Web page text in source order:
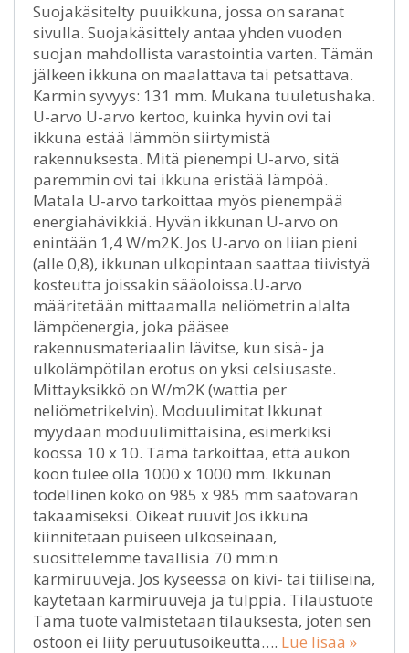
Suojakäsitelty puuikkuna, jossa on saranat
sivulla. Suojakäsittely antaa yhden vuoden
suojan mahdollista varastointia varten. Tämän
jälkeen ikkuna on maalattava tai petsattava.
Karmin syvyys: 131 mm. Mukana tuuletushaka.
U-arvo U-arvo kertoo, kuinka hyvin ovi tai
ikkuna estää lämmön siirtymistä
rakennuksesta. Mitä pienempi U-arvo, sitä
paremmin ovi tai ikkuna eristää lämpöä.
Matala U-arvo tarkoittaa myös pienempää
energiahävikkiä. Hyvän ikkunan U-arvo on
enintään 1,4 W/m2K. Jos U-arvo on liian pieni
(alle 0,8), ikkunan ulkopintaan saattaa tiivistyä
kosteutta joissakin sääoloissa.U-arvo
määritetään mittaamalla neliömetrin alalta
lämpöenergia, joka pääsee
rakennusmateriaalin lävitse, kun sisä- ja
ulkolämpötilan erotus on yksi celsiusaste.
Mittayksikkö on W/m2K (wattia per
neliömetrikelvin). Moduulimitat Ikkunat
myydään moduulimittaisina, esimerkiksi
koossa 10 x 10. Tämä tarkoittaa, että aukon
koon tulee olla 1000 x 1000 mm. Ikkunan
todellinen koko on 985 x 985 mm säätövaran
takaamiseksi. Oikeat ruuvit Jos ikkuna
kiinnitetään puiseen ulkoseinään,
suosittelemme tavallisia 70 mm:n
karmiruuveja. Jos kyseessä on kivi- tai tiiliseinä,
käytetään karmiruuveja ja tulppia. Tilaustuote
Tämä tuote valmistetaan tilauksesta, joten sen
ostoon ei liity peruutusoikeutta…. Lue lisää »